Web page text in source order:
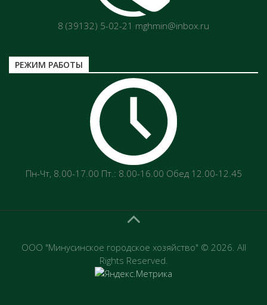
8 (39132) 5-02-21 mghmin@inbox.ru
РЕЖИМ РАБОТЫ
Пн-Чт‚ 8.00-17.00 Пт.: 8.00-16.00 Обед 12.00-12.45
ООО "Минусинское городское хозяйство" © 2026. All
Rights Reserved.